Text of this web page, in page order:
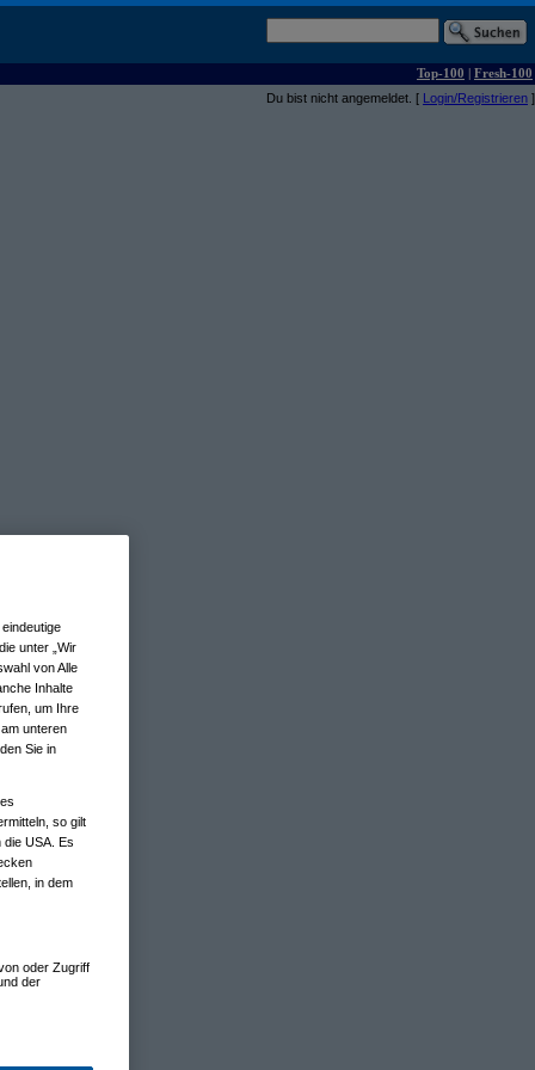
Top-100 | Fresh-100
Du bist nicht angemeldet. [ Login/Registrieren ]
unter „Wir
von Alle
Inhalte
um Ihre
unteren
Sie in
so gilt
die USA. Es
in dem
oder Zugriff
der